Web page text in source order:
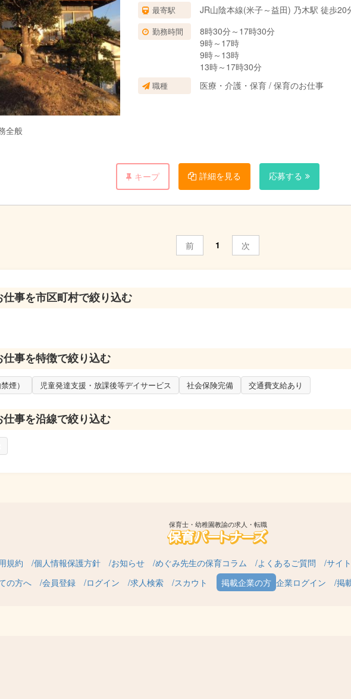
最寄駅 JR山陰本線(米子～益田) 乃木駅 徒歩20
勤務時間
8時30分～17時30分
9時～17時
9時～13時
13時～17時30分
職種 医療・介護・保育 / 保育のお仕事
全般
キープ 詳細を見る 応募する
前 1 次
事を市区町村で絞り込む
事を特徴で絞り込む
煙） 児童発達支援・放課後等デイサービス 社会保険完備 交通費支給あり
事を沿線で絞り込む
保育士・幼稚園教諭の求人・転職
規約 個人情報保護方針 お知らせ めぐみ先生の保育コラム よくあるご質問
サイ
の方へ
会員登録 ログイン 求人検索 スカウト 企業ログイン 掲